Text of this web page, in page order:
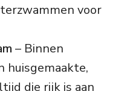
voor
– Binnen
huisgemaakte,
die rijk is aan